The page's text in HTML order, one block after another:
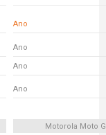
Ano
Ano
Ano
Ano
Motorola Moto